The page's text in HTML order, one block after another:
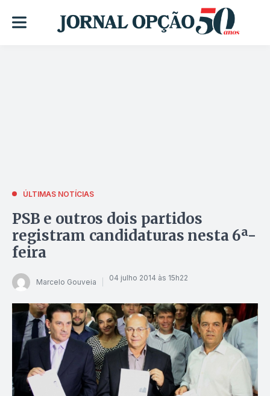
ÚLTIMAS NOTÍCIAS
PSB e outros dois partidos
registram candidaturas nesta 6ª-
feira
Marcelo Gouveia 04 julho 2014 às 15h22